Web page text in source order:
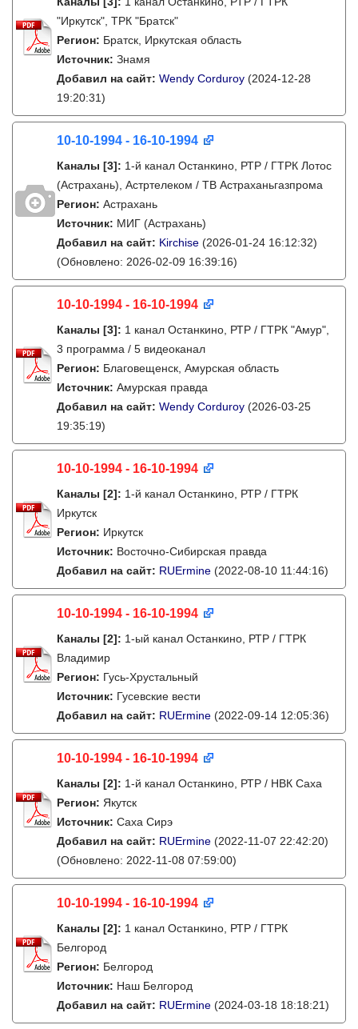
"Иркутск", ТРК "Братск"
Регион: Братск, Иркутская область
Источник: Знамя
Добавил на сайт: Wendy Corduroy (2024-12-28
19:20:31)
10-10-1994 - 16-10-1994
Каналы [3]: 1-й канал Останкино, РТР / ГТРК Лотос
(Астрахань), Астртелеком / ТВ Астраханьгазпрома
Регион: Астрахань
Источник: МИГ (Астрахань)
Добавил на сайт: Kirchise (2026-01-24 16:12:32)
(Обновлено: 2026-02-09 16:39:16)
10-10-1994 - 16-10-1994
Каналы [3]: 1 канал Останкино, РТР / ГТРК "Амур",
3 программа / 5 видеоканал
Регион: Благовещенск, Амурская область
Источник: Амурская правда
Добавил на сайт: Wendy Corduroy (2026-03-25
19:35:19)
10-10-1994 - 16-10-1994
Каналы [2]: 1-й канал Останкино, РТР / ГТРК
Иркутск
Регион: Иркутск
Источник: Восточно-Сибирская правда
Добавил на сайт: RUErmine (2022-08-10 11:44:16)
10-10-1994 - 16-10-1994
Каналы [2]: 1-ый канал Останкино, РТР / ГТРК
Владимир
Регион: Гусь-Хрустальный
Источник: Гусевские вести
Добавил на сайт: RUErmine (2022-09-14 12:05:36)
10-10-1994 - 16-10-1994
Каналы [2]: 1-й канал Останкино, РТР / НВК Саха
Регион: Якутск
Источник: Саха Сирэ
Добавил на сайт: RUErmine (2022-11-07 22:42:20)
(Обновлено: 2022-11-08 07:59:00)
10-10-1994 - 16-10-1994
Каналы [2]: 1 канал Останкино, РТР / ГТРК
Белгород
Регион: Белгород
Источник: Наш Белгород
Добавил на сайт: RUErmine (2024-03-18 18:18:21)